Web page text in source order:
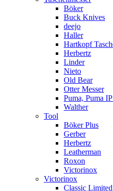
Böker
Buck Knives
deejo
Haller
Hartkopf
Herbertz
Linder
Nieto
Old Bear
Otter Messer
Puma, Puma
Walther
Tool
Böker Plus
Gerber
Herbertz
Leatherman
Roxon
Victorinox
Victorinox
Classic